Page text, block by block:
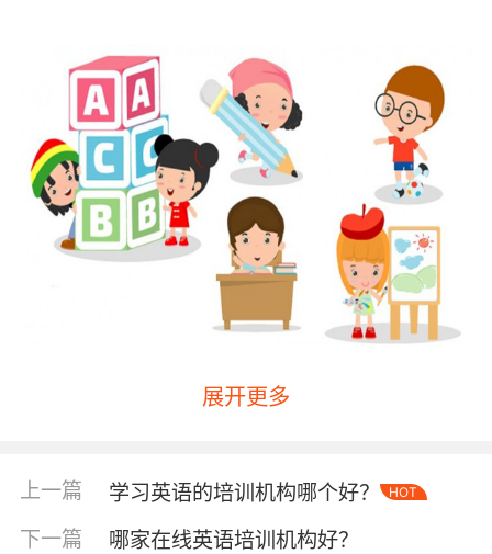
在上课前要检查要电脑设备、耳机或者是音响设
备是否正常，以及网络是否顺畅，这才是顺利学
习的重要保障。家长还要为孩子营造良好的学习
展开更多
上一篇 学习英语的培训机构哪个好？ HOT
下一篇 哪家在线英语培训机构好？